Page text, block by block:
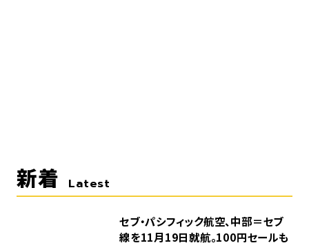
新着 Latest
セブ・パシフィック航空、中部＝セブ
線を11月19日就航。100円セールも